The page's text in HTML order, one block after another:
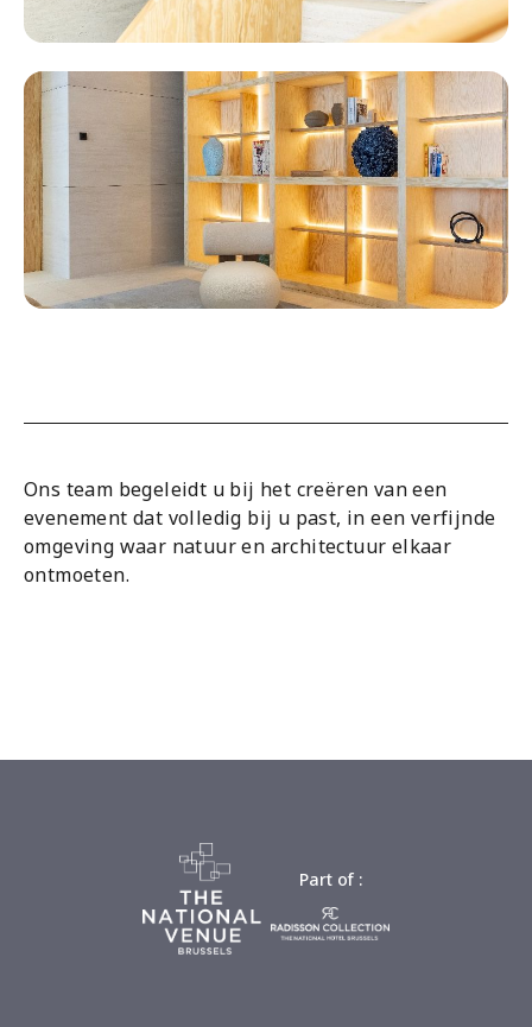
Ons team begeleidt u bij het creëren van een
evenement dat volledig bij u past, in een verfijnde
omgeving waar natuur en architectuur elkaar
ontmoeten.
Part of :